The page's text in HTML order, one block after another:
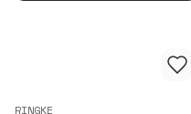
RINGKE